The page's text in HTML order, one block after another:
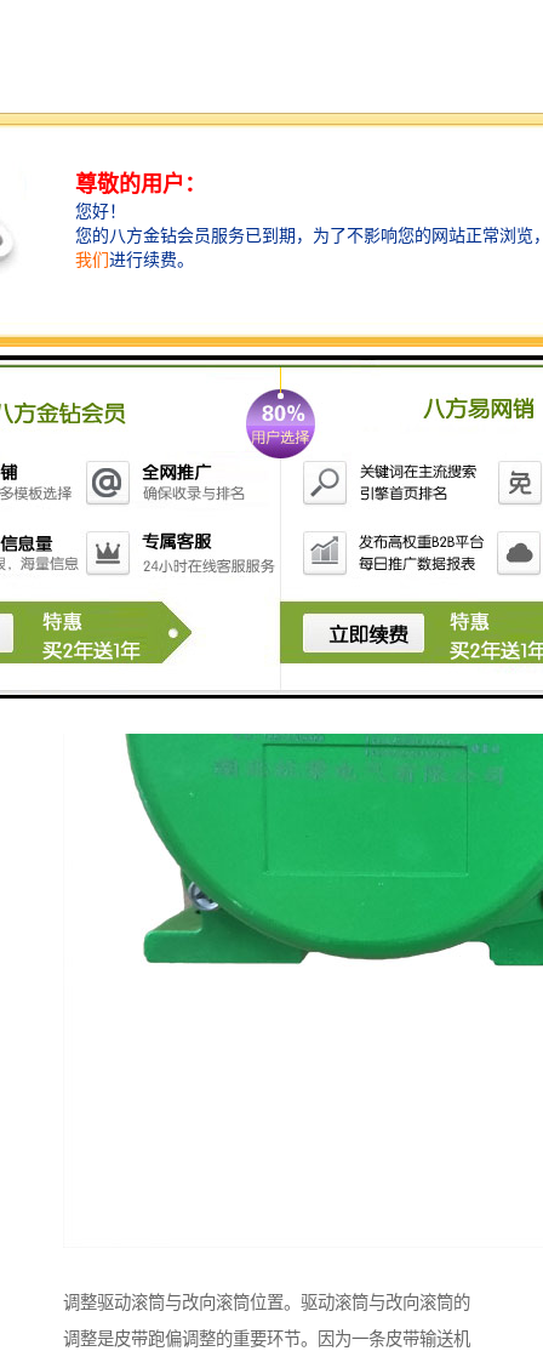
调整承载托辊组 皮带机的皮带在整个皮带输送机的中部
组的两侧安装孔都加工成长孔，以便进行调整。具体调
整方法，具体方法是皮带偏向哪一侧，托辊组的哪一侧
朝皮带前进方向前移，或另外一侧后移。
调整驱动滚筒与改向滚筒位置。驱动滚筒与改向滚筒的
调整是皮带跑偏调整的重要环节。因为一条皮带输送机